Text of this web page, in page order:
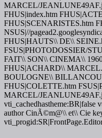
MARCEL/
FHUS|index.htm
FHUS|SCENARISTES.htm
NSUS|//
FHUS|HAUTS\\ DE\\
FSUS|PHOTODOSSIER/
FAIT\\ SON\\ CINEMA\\
FHUS|ACHARD\\
BOULOGNE\\
FHUS|COLETTE.htm
MARCEL/
author CinÃ©m@\\ et\\ Cie